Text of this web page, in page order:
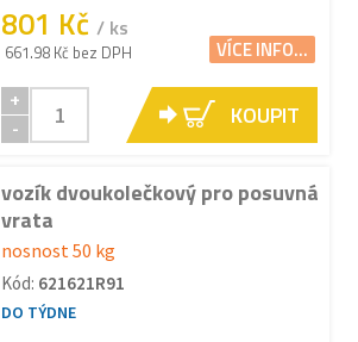
801 Kč / ks
661.98 Kč bez DPH VÍCE INFO...
+
-
KOUPIT
vozík dvoukolečkový pro posuvná
vrata
nosnost 50 kg
Kód: 621621R91
DO TÝDNE